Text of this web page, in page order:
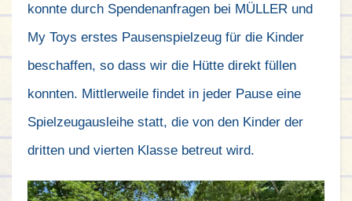
konnte durch Spendenanfragen bei MÜLLER und
My Toys erstes Pausenspielzeug für die Kinder
beschaffen, so dass wir die Hütte direkt füllen
konnten. Mittlerweile findet in jeder Pause eine
Spielzeugausleihe statt, die von den Kinder der
dritten und vierten Klasse betreut wird.